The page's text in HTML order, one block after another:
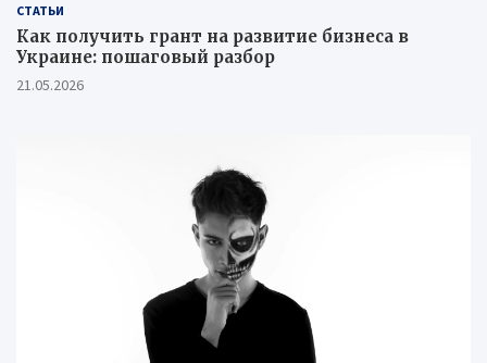
СТАТЬИ
Как получить грант на развитие бизнеса в
Украине: пошаговый разбор
21.05.2026